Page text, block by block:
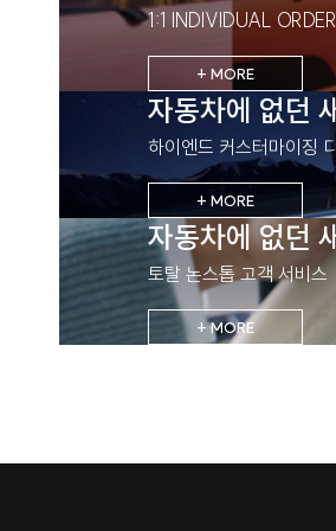
1:1 INDIVIDUAL ORDER
+ MORE
자동차에 없던
하이엔드 커스터마이징
+ MORE
자동차에 없던
토탈 논스톱 고객 서비스
+ MORE